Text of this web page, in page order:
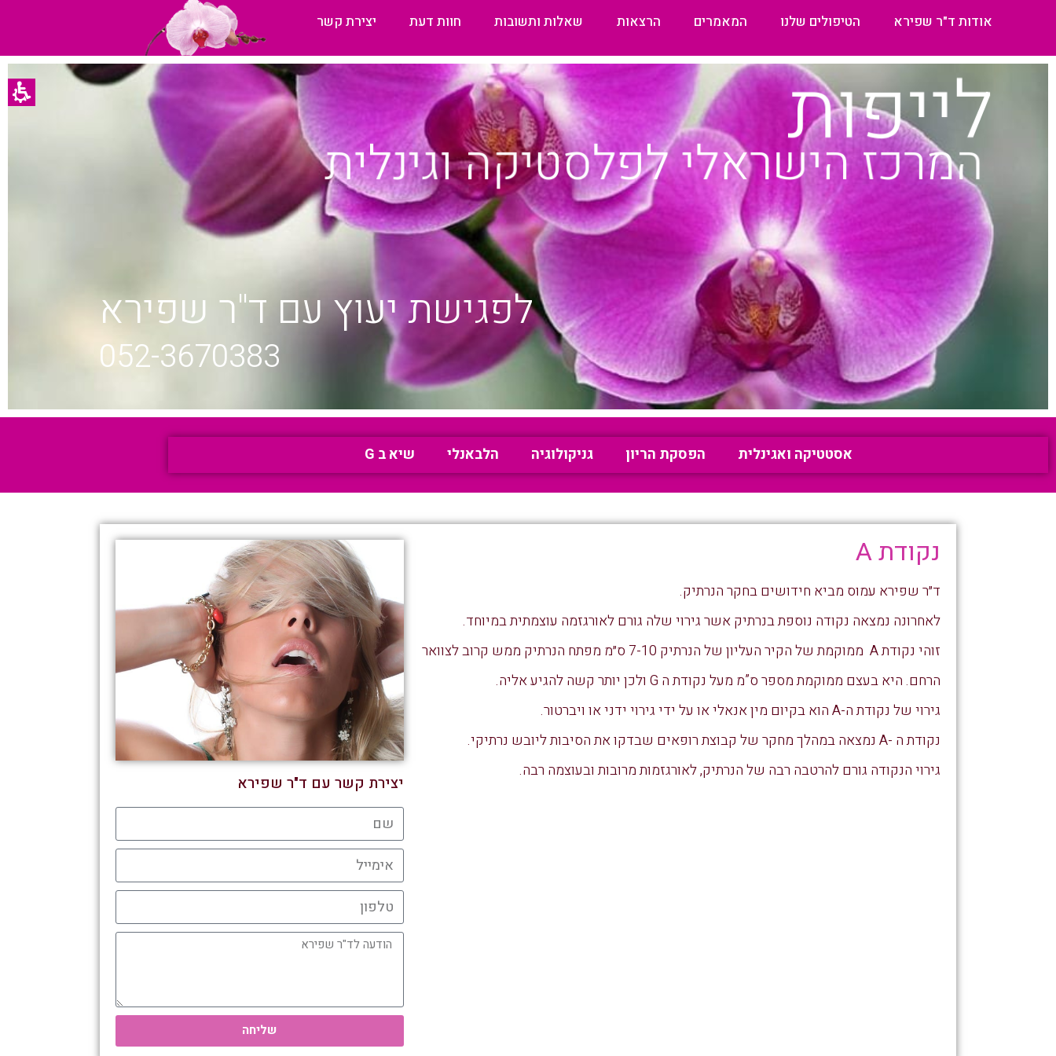
אודות ד"ר שפירא הטיפולים שלנו המאמרים הרצאות שאלות ותשובות חוות דעת יצירת קשר
052-3670383
לפגישת יעוץ עם ד"ר שפירא
לייפות
המרכז הישראלי לפלסטיקה וגינלית
אסטטיקה ואגינלית הפסקת הריון גניקולוגיה הלבאנלי שיא ב G
נקודת A
ד״ר שפירא עמוס מביא חידושים בחקר הנרתיק.
לאחרונה נמצאה נקודה נוספת בנרתיק אשר גירוי שלה גורם לאורגזמה עוצמתית במיוחד.
זוהי נקודת A ממוקמת של הקיר העליון של הנרתיק 7-10 ס״מ מפתח הנרתיק ממש קרוב לצוואר
הרחם. היא בעצם ממוקמת מספר ס”מ מעל נקודת ה G ולכן יותר קשה להגיע אליה.
גירוי של נקודת ה-A הוא בקיום מין אנאלי או על ידי גירוי ידני או ויברטור.
נקודת ה -A נמצאה במהלך מחקר של קבוצת רופאים שבדקו את הסיבות ליובש נרתיקי.
גירוי הנקודה גורם להרטבה רבה של הנרתיק, לאורגזמות מרובות ובעוצמה רבה.
יצירת קשר עם ד"ר שפירא
שליחה